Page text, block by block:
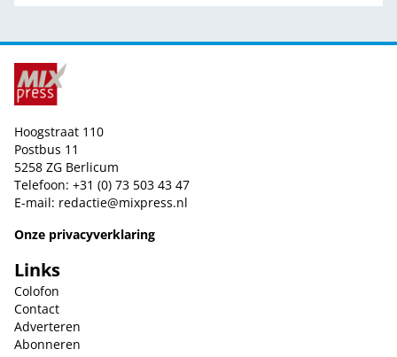
Hoogstraat 110
Postbus 11
5258 ZG Berlicum
Telefoon: +31 (0) 73 503 43 47
E-mail: redactie@mixpress.nl
Onze privacyverklaring
Links
Colofon
Contact
Adverteren
Abonneren